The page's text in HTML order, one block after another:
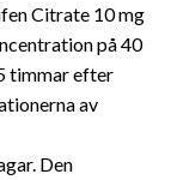
Citrate 10 mg
på 40
timmar efter
av
Den